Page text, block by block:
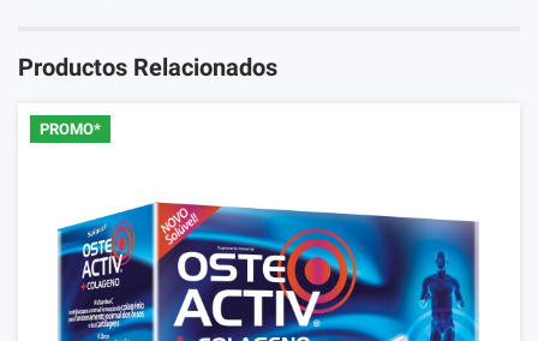
Productos Relacionados
PROMO*